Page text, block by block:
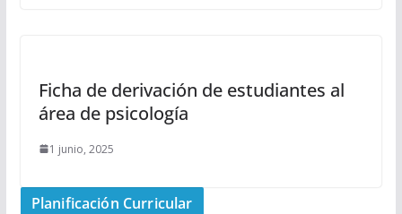
Ficha de derivación de estudiantes al
área de psicología
1 junio, 2025
Planificación Curricular